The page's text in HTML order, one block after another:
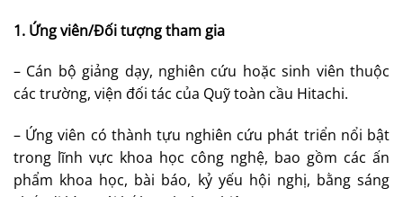
1. Ứng viên/Đối tượng tham gia
– Cán bộ giảng dạy, nghiên cứu hoặc sinh viên thuộc
các trường, viện đối tác của Quỹ toàn cầu Hitachi.
– Ứng viên có thành tựu nghiên cứu phát triển nổi bật
trong lĩnh vực khoa học công nghệ, bao gồm các ấn
phẩm khoa học, bài báo, kỷ yếu hội nghị, bằng sáng